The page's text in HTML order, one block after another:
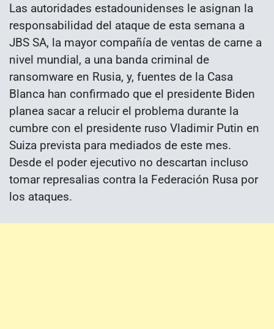
Las autoridades estadounidenses le asignan la
responsabilidad del ataque de esta semana a
JBS SA, la mayor compañía de ventas de carne a
nivel mundial, a una banda criminal de
ransomware en Rusia, y, fuentes de la Casa
Blanca han confirmado que el presidente Biden
planea sacar a relucir el problema durante la
cumbre con el presidente ruso Vladimir Putin en
Suiza prevista para mediados de este mes.
Desde el poder ejecutivo no descartan incluso
tomar represalias contra la Federación Rusa por
los ataques.